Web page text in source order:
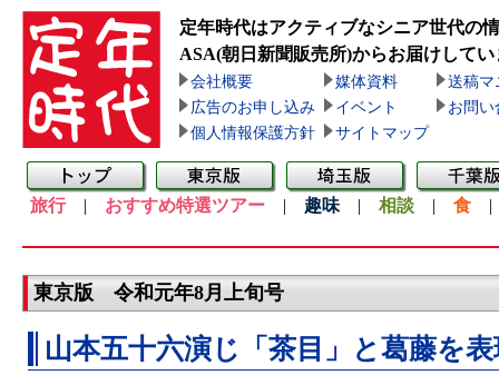
定年時代はアクティブなシニア世代の
ASA(朝日新聞販売所)からお届けしてい
会社概要 媒体資料
送稿マ
広告のお申し込み
イベント
お問い
個人情報保護方針
サイトマップ
旅行| おすすめ特選ツアー | 趣味 | 相談 | 食
東京版 令和元年8月上旬号
山本五十六演じ「茶目」と葛藤を表